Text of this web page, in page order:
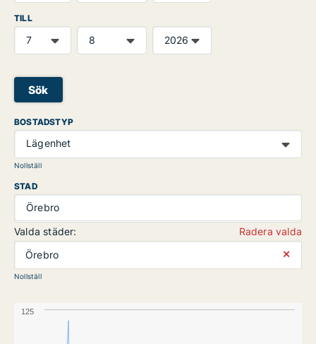
TILL
Sök
BOSTADSTYP
Lägenhet
Nollställ
STAD
Örebro
Valda städer:
Radera valda
Örebro
⨯
Nollställ
125